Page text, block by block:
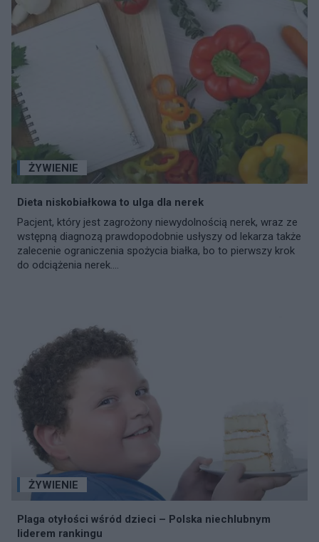
ŻYWIENIE
Dieta niskobiałkowa to ulga dla nerek
Pacjent, który jest zagrożony niewydolnością nerek, wraz ze
wstępną diagnozą prawdopodobnie usłyszy od lekarza także
zalecenie ograniczenia spożycia białka, bo to pierwszy krok
do odciążenia nerek....
ŻYWIENIE
Plaga otyłości wśród dzieci – Polska niechlubnym
liderem rankingu